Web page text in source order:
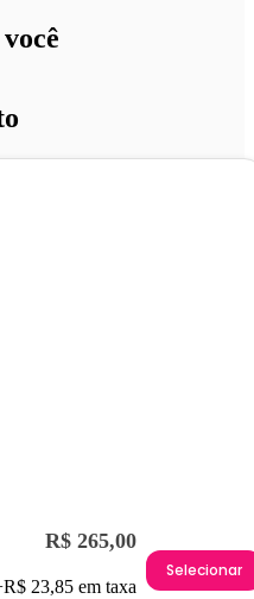
R$ 265,00
23,85 em taxa
Selecionar